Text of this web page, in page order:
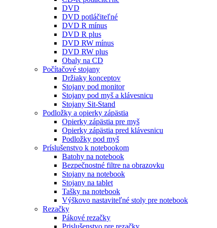
DVD
DVD potláčiteľné
DVD R mínus
DVD R plus
DVD RW mínus
DVD RW plus
Obaly na CD
Počítačové stojany
Držiaky konceptov
Stojany pod monitor
Stojany pod myš a klávesnicu
Stojany Sit-Stand
Podložky a opierky zápästia
Opierky zápästia pre myš
Opierky zápästia pred klávesnicu
Podložky pod myš
Príslušenstvo k notebookom
Batohy na notebook
Bezpečnostné filtre na obrazovku
Stojany na notebook
Stojany na tablet
Tašky na notebook
Výškovo nastaviteľné stoly pre notebook
Rezačky
Pákové rezačky
Prislušenstvo pre rezačky